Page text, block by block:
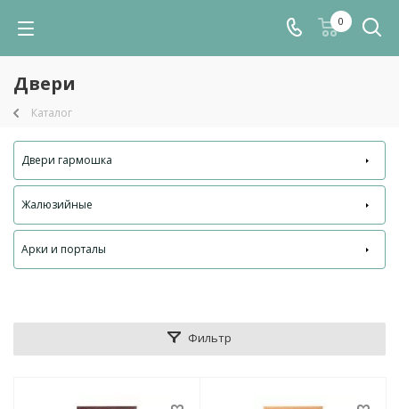
0
Двери
Каталог
Двери гармошка
Жалюзийные
Арки и порталы
Фильтр